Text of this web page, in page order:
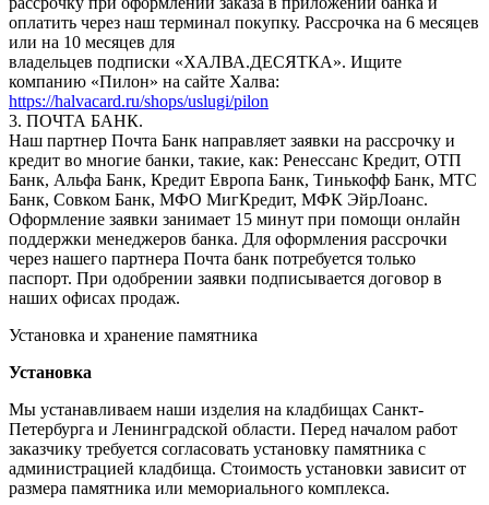
оплатить через наш терминал покупку. Рассрочка на 6 месяцев
или на 10 месяцев для
владельцев подписки «ХАЛВА.ДЕСЯТКА». Ищите
компанию «Пилон» на сайте Халва:
https://halvacard.ru/shops/uslugi/pilon
3. ПОЧТА БАНК.
Наш партнер Почта Банк направляет заявки на рассрочку и
кредит во многие банки, такие, как: Ренессанс Кредит, ОТП
Банк, Альфа Банк, Кредит Европа Банк, Тинькофф Банк, МТС
Банк, Совком Банк, МФО МигКредит, МФК ЭйрЛоанс.
Оформление заявки занимает 15 минут при помощи онлайн
поддержки менеджеров банка. Для оформления рассрочки
через нашего партнера Почта банк потребуется только
паспорт. При одобрении заявки подписывается договор в
наших офисах продаж.
Установка и хранение памятника
Установка
Мы устанавливаем наши изделия на кладбищах Санкт-
Петербурга и Ленинградской области. Перед началом работ
заказчику требуется согласовать установку памятника с
администрацией кладбища. Стоимость установки зависит от
размера памятника или мемориального комплекса.